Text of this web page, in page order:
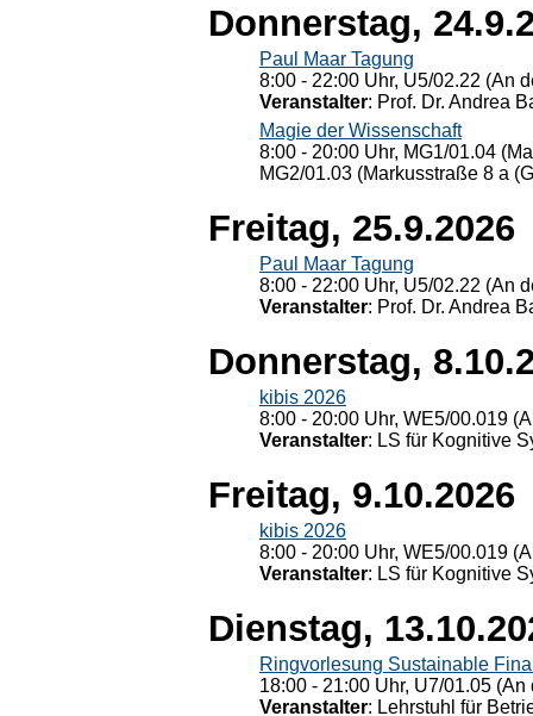
Donnerstag,
Paul Maar Tagung
8:00 - 22:00 Uhr, U5/02.22 (An
Veranstalter: Prof. Dr. Andrea
Magie der Wissenschaft
8:00 - 20:00 Uhr, MG1/01.04
MG2/01.03 (Markusstraße 8 a
Freitag, 25.9.2026
Paul Maar Tagung
8:00 - 22:00 Uhr, U5/02.22 (An
Veranstalter: Prof. Dr. Andrea
Donnerstag,
kibis 2026
8:00 - 20:00 Uhr, WE5/00.019
Veranstalter: LS für Kognitive
Freitag, 9.10.2026
kibis 2026
8:00 - 20:00 Uhr, WE5/00.019
Veranstalter: LS für Kognitive
Dienstag,
Ringvorlesung Sustainable
18:00 - 21:00 Uhr, U7/01.05
Veranstalter: Lehrstuhl für